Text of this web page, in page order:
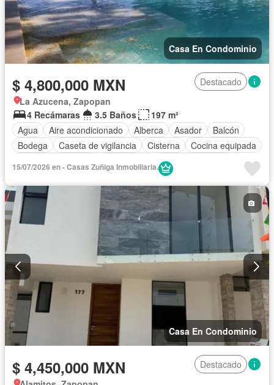
Casa En Condominio
$ 4,800,000 MXN
Destacado
La Azucena, Zapopan
4 Recámaras
3.5 Baños
197 m²
Agua
Aire acondicionado Alberca Asador
Balcón
Bodega
Caseta de vigilancia Cisterna
Cocina equipada
Estacionamiento
Recámara con closet
Seguridad
Vista panorámica
Zonas verdes
15/07/2026 en - Casas Zuñiga Inmobiliaria.
Casa En Condominio
$ 4,450,000 MXN
Destacado